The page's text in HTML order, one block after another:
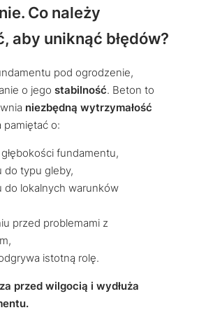
Co należy
aby uniknąć błędów?
pod ogrodzenie,
o jego stabilność. Beton to
niezbędną wytrzymałość
pamiętać o:
fundamentu,
do typu gleby,
do lokalnych warunków
przed problemami z
istotną rolę.
przed wilgocią i wydłuża